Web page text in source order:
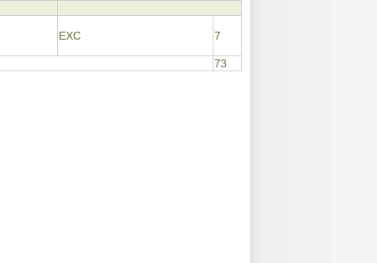
EXC 7
73